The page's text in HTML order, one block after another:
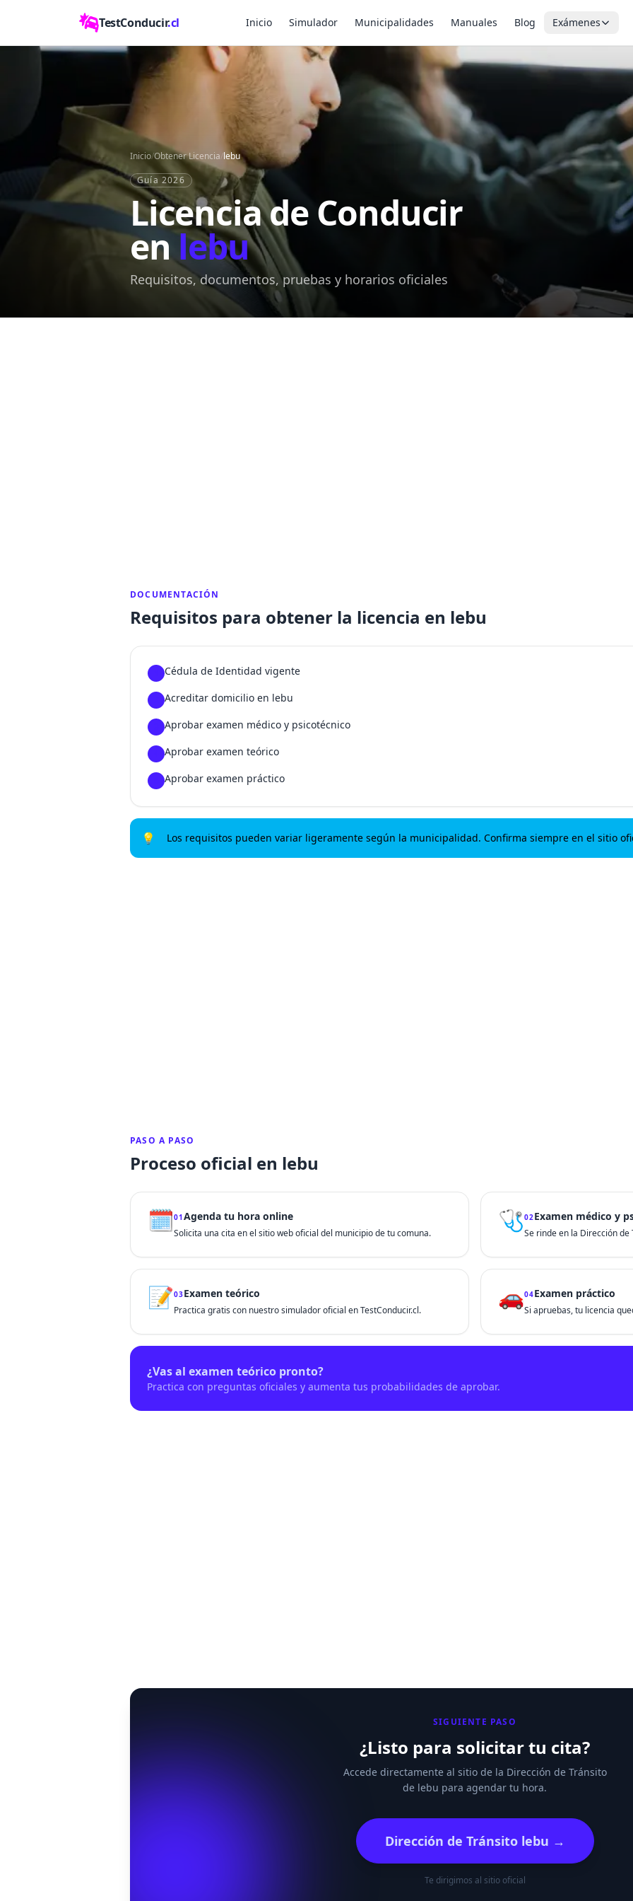
TestConducir.cl Inicio Simulador Municipalidades Manuales Blog Exámenes
Inicio/Obtener Licencia/lebu
Guía 2026
Licencia de Conducir
enlebu
Requisitos, documentos, pruebas y horarios oficiales
DOCUMENTACIÓN
Requisitos para obtener la licencia en lebu
Cédula de Identidad vigente
Acreditar domicilio en lebu
Aprobar examen médico y psicotécnico
Aprobar examen teórico
Aprobar examen práctico
💡 Los requisitos pueden variar ligeramente según la municipalidad. Confirma siempre en el sitio
PASO A PASO
Proceso oficial en lebu
🗓️01Agenda tu hora online
Solicita una cita en el sitio web oficial del municipio de tu comuna. 🩺02Examen médico y
Se rinde en la Dirección
📝03Examen teórico
Practica gratis con nuestro simulador oficial en TestConducir.cl. 🚗04Examen práctico
Si apruebas, tu licencia
¿Vas al examen teórico pronto?
Practica con preguntas oficiales y aumenta tus probabilidades de aprobar.
SIGUIENTE PASO
¿Listo para solicitar tu cita?
Accede directamente al sitio de la Dirección de Tránsito
de lebu para agendar tu hora.
Dirección de Tránsito lebu →
Te dirigimos al sitio oficial